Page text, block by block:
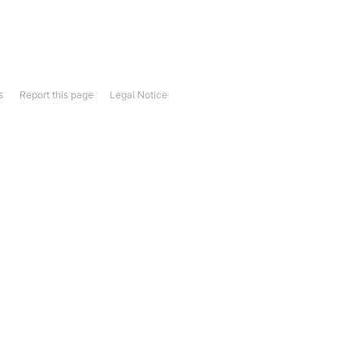
Legal Notice
Report this page